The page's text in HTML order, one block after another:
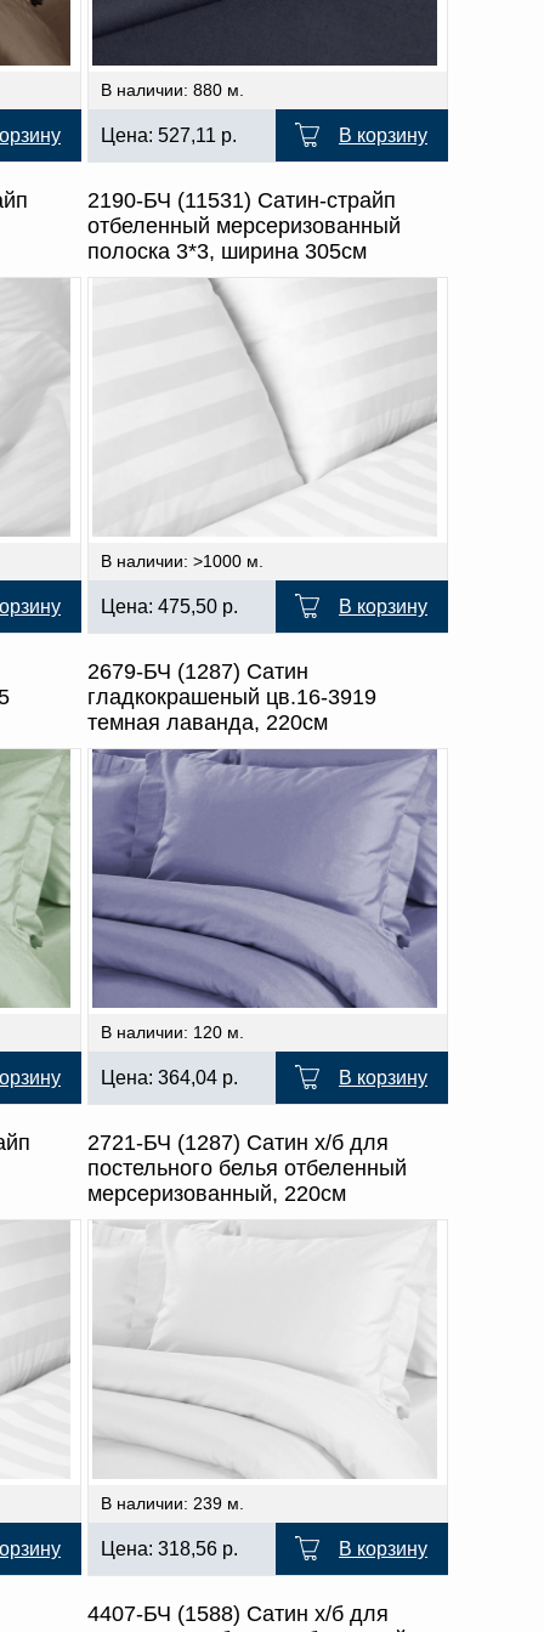
В наличии: 880 м.
Цена: 527,11 р. В корзину
2190-БЧ (11531) Сатин-страйп
отбеленный мерсеризованный
полоска 3*3, ширина 305см
В наличии: >1000 м.
Цена: 475,50 р. В корзину
2679-БЧ (1287) Сатин
гладкокрашеный цв.16-3919
темная лаванда, 220см
В наличии: 120 м.
Цена: 364,04 р. В корзину
2721-БЧ (1287) Сатин х/б для
постельного белья отбеленный
мерсеризованный, 220см
В наличии: 239 м.
Цена: 318,56 р. В корзину
4407-БЧ (1588) Сатин х/б для